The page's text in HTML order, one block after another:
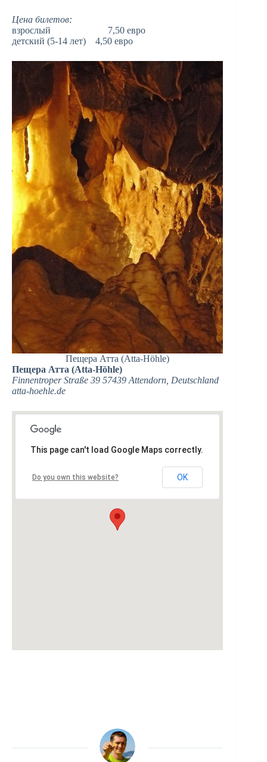
Цена билетов:
взрослый 7,50 евро
детский (5-14 лет) 4,50 евро
Пещера Атта (Atta-Höhle)
Пещера Атта (Atta-Höhle)
Finnentroper Straße 39 57439 Attendorn, Deutschland
atta-hoehle.de‎